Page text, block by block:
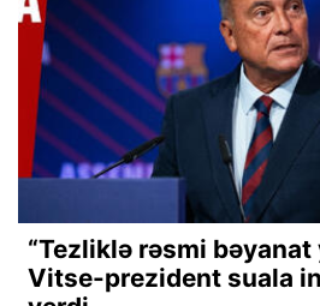
“Tezliklə rəsmi bəyanat
Vitse-prezident suala